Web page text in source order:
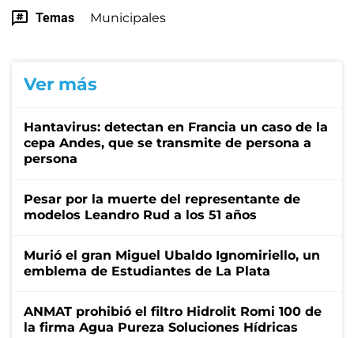
Temas Municipales
Ver más
Hantavirus: detectan en Francia un caso de la
cepa Andes, que se transmite de persona a
persona
Pesar por la muerte del representante de
modelos Leandro Rud a los 51 años
Murió el gran Miguel Ubaldo Ignomiriello, un
emblema de Estudiantes de La Plata
ANMAT prohibió el filtro Hidrolit Romi 100 de
la firma Agua Pureza Soluciones Hídricas